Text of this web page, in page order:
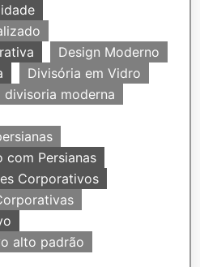
Design Moderno
Divisória em Vidro
divisoria moderna
com Persianas
Corporativos
alto padrão